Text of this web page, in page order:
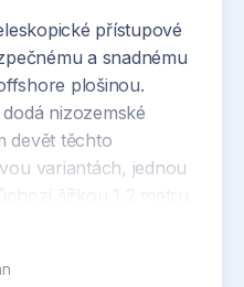
přístupové
a snadnému
plošinou.
nizozemské
devět těchto
variantách, jednou
a ve stejné šířce.
námořního